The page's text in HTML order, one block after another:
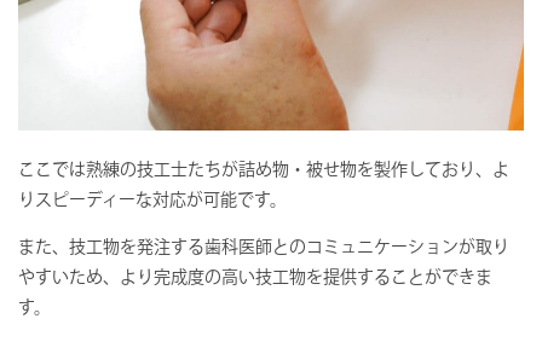
ここでは熟練の技工士たちが詰め物・被せ物を製作しており、よ
りスピーディーな対応が可能です。
また、技工物を発注する歯科医師とのコミュニケーションが取り
やすいため、より完成度の高い技工物を提供することができま
す。